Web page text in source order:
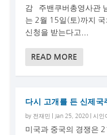
감 주밴쿠버총영사관
는 2월 15일(토)까지 국
신청을 받는다고...
READ MORE
다시 고개를 든 신제국
by 전재민 Jan 25, 2020 시인
미국과 중국의 경쟁은